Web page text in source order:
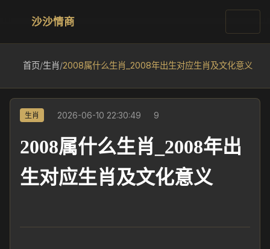
沙沙情商
首页/生肖/2008属什么生肖_2008年出生对应生肖及文化意义
生肖 2026-06-10 22:30:49 9
2008属什么生肖_2008年出
生对应生肖及文化意义